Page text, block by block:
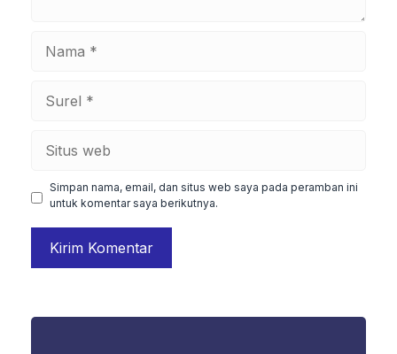
Simpan nama, email, dan situs web saya pada peramban ini
untuk komentar saya berikutnya.